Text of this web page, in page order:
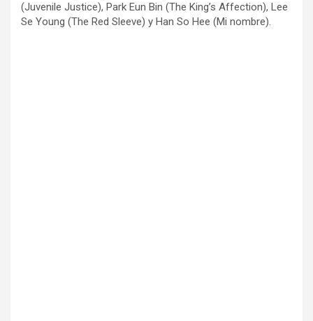
(Juvenile Justice), Park Eun Bin (The King’s Affection), Lee
Se Young (The Red Sleeve) y Han So Hee (Mi nombre).